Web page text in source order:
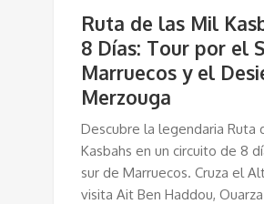
Ruta de las Mil
8 Días: Tour por el
Marruecos y el
Merzouga
Descubre la legendaria Ruta
Kasbahs en un circuito de 8
sur de Marruecos. Cruza el
visita Ait Ben Haddou,